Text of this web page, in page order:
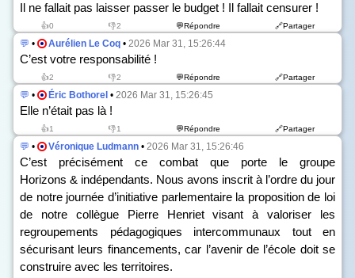
Il ne fallait pas laisser passer le budget ! Il fallait censurer !
👍0 👎2 💬Répondre 🔗Partager
💬 • Aurélien Le Coq • 2026 Mar 31, 15:26:44
C’est votre responsabilité !
👍2 👎2 💬Répondre 🔗Partager
💬 • Éric Bothorel • 2026 Mar 31, 15:26:45
Elle n’était pas là !
👍1 👎1 💬Répondre 🔗Partager
💬 • Véronique Ludmann • 2026 Mar 31, 15:26:46
C’est précisément ce combat que porte le groupe
Horizons & indépendants. Nous avons inscrit à l’ordre du jour
de notre journée d’initiative parlementaire la proposition de loi
de notre collègue Pierre Henriet visant à valoriser les
regroupements pédagogiques intercommunaux tout en
sécurisant leurs financements, car l’avenir de l’école doit se
construire avec les territoires.